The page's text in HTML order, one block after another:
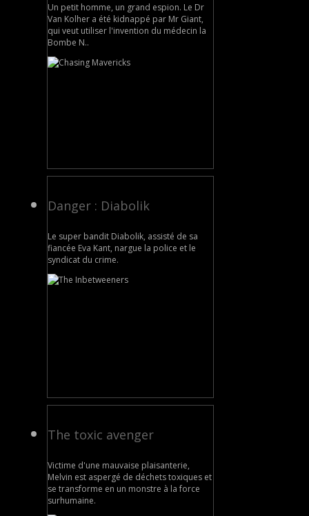
Un petit homme, un grand espion. Le Dr
Van Kolher a été kidnappé par Mr Giant,
qui veut utiliser l'invention du médecin la
Bombe N..
Danger : Diabolik
Le super bandit Diabolik, assisté de sa
fiancée Eva Kant, nargue la police et le
syndicat du crime.
The toxic avenger
Victime d'une mauvaise plaisanterie,
Melvin est aspergé de déchets toxiques et
se transforme en un monstre à la force
surhumaine.